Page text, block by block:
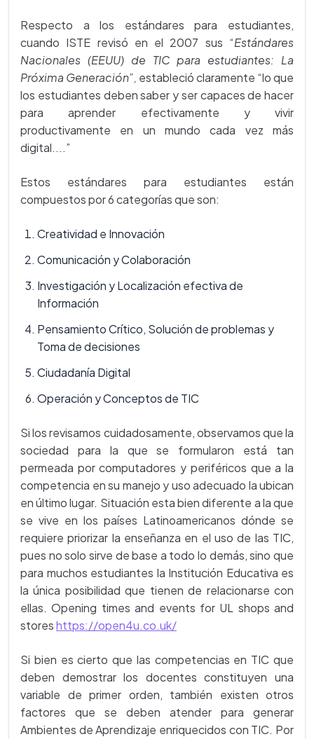
Respecto a los estándares para estudiantes,
cuando ISTE revisó en el 2007 sus “Estándares
Nacionales (EEUU) de TIC para estudiantes: La
Próxima Generación”, estableció claramente “lo que
los estudiantes deben saber y ser capaces de hacer
para aprender efectivamente y vivir
productivamente en un mundo cada vez más
digital....”
Estos estándares para estudiantes están
compuestos por 6 categorías que son:
Creatividad e Innovación
Comunicación y Colaboración
Investigación y Localización efectiva de
Información
Pensamiento Crítico, Solución de problemas y
Toma de decisiones
Ciudadanía Digital
Operación y Conceptos de TIC
Si los revisamos cuidadosamente, observamos que la
sociedad para la que se formularon está tan
permeada por computadores y periféricos que a la
competencia en su manejo y uso adecuado la ubican
en último lugar. Situación esta bien diferente a la que
se vive en los países Latinoamericanos dónde se
requiere priorizar la enseñanza en el uso de las TIC,
pues no solo sirve de base a todo lo demás, sino que
para muchos estudiantes la Institución Educativa es
la única posibilidad que tienen de relacionarse con
ellas. Opening times and events for UL shops and
storeshttps://open4u.co.uk/
Si bien es cierto que las competencias en TIC que
deben demostrar los docentes constituyen una
variable de primer orden, también existen otros
factores que se deben atender para generar
Ambientes de Aprendizaje enriquecidos con TIC. Por